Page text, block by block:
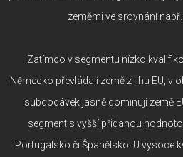
zeměmi ve srovnání
Zatímco v segmentu nízko
Německo převládají země z jihu EU, v
subdodávek jasně dominují země
segment s vyšší přidanou
Portugalsko či Španělsko. U vysoce